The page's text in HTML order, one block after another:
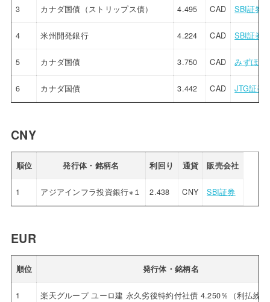
3 カナダ国債（ストリップス債） 4.495 CAD SBI証券
4 米州開発銀行 4.224 CAD SBI証券
5 カナダ国債 3.750 CAD みずほ証
6 カナダ国債 3.442 CAD JTG証券
CNY
順位 発行体・銘柄名 利回り 通貨 販売会社
1 アジアインフラ投資銀行※１ 2.438 CNY SBI証券
EUR
順位 発行体・銘柄名
1 楽天グループ ユーロ建 永久劣後特約付社債 4.250％（利払繰